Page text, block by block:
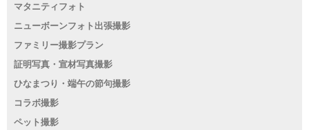
マタニティフォト
ニューボーンフォト出張撮影
ファミリー撮影プラン
証明写真・宣材写真撮影
ひなまつり・端午の節句撮影
コラボ撮影
ペット撮影